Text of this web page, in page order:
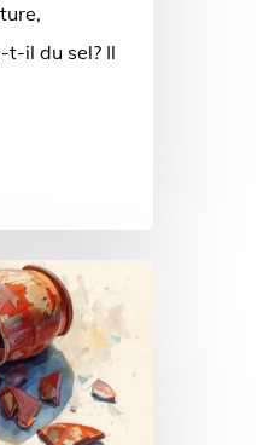
t-il du sel? Il